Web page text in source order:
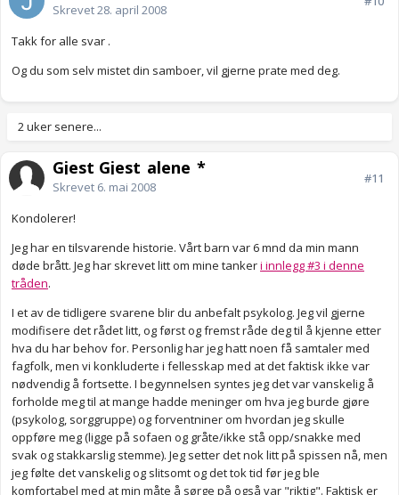
Skrevet28. april 2008
Takk for alle svar .
Og du som selv mistet din samboer, vil gjerne prate med deg.
2 uker senere...
Gjest Gjest_alene_*
Skrevet 6. mai 2008
#11
Kondolerer!
Jeg har en tilsvarende historie. Vårt barn var 6 mnd da min mann
døde brått. Jeg har skrevet litt om mine tankeri innlegg #3 i denne
tråden.
I et av de tidligere svarene blir du anbefalt psykolog. Jeg vil gjerne
modifisere det rådet litt, og først og fremst råde deg til å kjenne etter
hva du har behov for. Personlig har jeg hatt noen få samtaler med
fagfolk, men vi konkluderte i fellesskap med at det faktisk ikke var
nødvendig å fortsette. I begynnelsen syntes jeg det var vanskelig å
forholde meg til at mange hadde meninger om hva jeg burde gjøre
(psykolog, sorggruppe) og forventniner om hvordan jeg skulle
oppføre meg (ligge på sofaen og gråte/ikke stå opp/snakke med
svak og stakkarslig stemme). Jeg setter det nok litt på spissen nå, men
jeg følte det vanskelig og slitsomt og det tok tid før jeg ble
komfortabel med at min måte å sørge på også var "riktig". Faktisk er